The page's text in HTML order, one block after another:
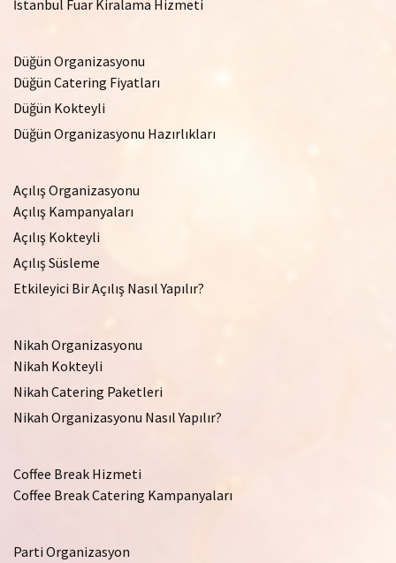
İstanbul Fuar Kiralama Hizmeti
Düğün Organizasyonu
Düğün Catering Fiyatları
Düğün Kokteyli
Düğün Organizasyonu Hazırlıkları
Açılış Organizasyonu
Açılış Kampanyaları
Açılış Kokteyli
Açılış Süsleme
Etkileyici Bir Açılış Nasıl Yapılır?
Nikah Organizasyonu
Nikah Kokteyli
Nikah Catering Paketleri
Nikah Organizasyonu Nasıl Yapılır?
Coffee Break Hizmeti
Coffee Break Catering Kampanyaları
Parti Organizasyon